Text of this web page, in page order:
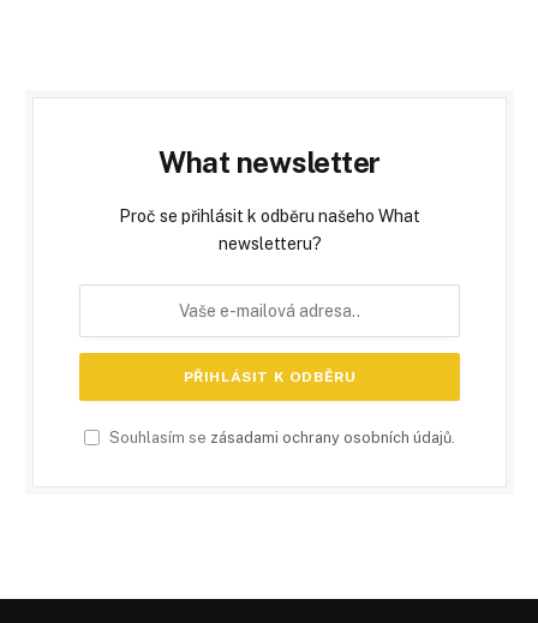
What newsletter
Proč se přihlásit k odběru našeho What
newsletteru?
Souhlasím se zásadami ochrany osobních údajů.